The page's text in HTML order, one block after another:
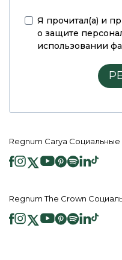
Я прочитал(а) и
о защите
использовании
Regnum Carya Социальные
Regnum The Crown